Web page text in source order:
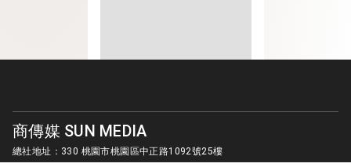
商傳媒 SUN MEDIA
總社地址：330 桃園市桃園區中正路1092號25樓